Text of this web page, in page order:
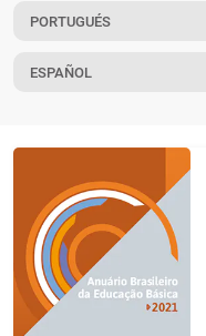
PORTUGUÉS
ESPAÑOL